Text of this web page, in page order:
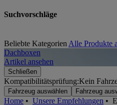
Suchvorschläge
Beliebte Kategorien Alle Produkte
Dachboxen
Artikel ansehen
Schließen
Kompatibilitätsprüfung:Kein
Fahrzeug auswählen Fahrzeug
Home • Unsere Empfehlungen •